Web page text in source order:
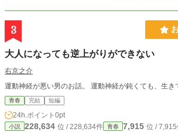
3
大人になっても逆上がりができない
右京之介
運動神経が悪い男のお話。 運動神経が鈍くて
青春 完結 短編
24h.ポイント 0pt
小説 228,634 位 / 228,634件 青春 7,915 位 /